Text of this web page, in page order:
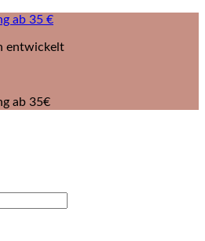
ab 35 €
entwickelt
ab 35€